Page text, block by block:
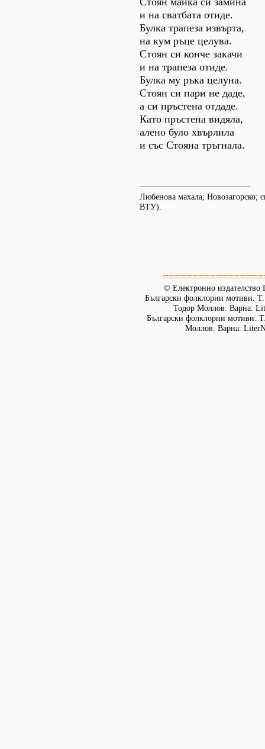
и на сватбата отиде.
Булка трапеза извърта,
на кум ръце целува.
Стоян си конче закачи
и на трапеза отиде.
Булка му ръка целуна.
Стоян си пари не даде,
а си пръстена отдаде.
Като пръстена видяла,
алено було хвърлила
и със Стояна тръгнала.
Любенова махала, Новозагорско;
ВТУ).
© Електронно издателство
Български фолклорни мотиви.
Тодор Моллов. Варна:
Български фолклорни мотиви.
Моллов. Варна: